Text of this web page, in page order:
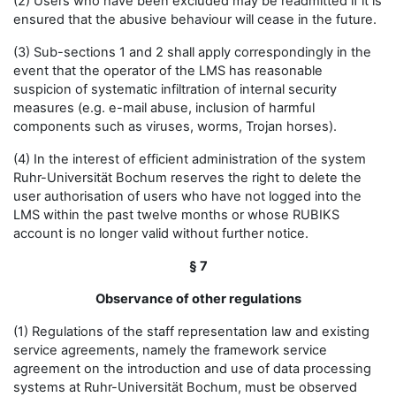
ensured that the abusive behaviour will cease in the future.
(3) Sub-sections 1 and 2 shall apply correspondingly in the
event that the operator of the LMS has reasonable
suspicion of systematic infiltration of internal security
measures (e.g. e-mail abuse, inclusion of harmful
components such as viruses, worms, Trojan horses).
(4) In the interest of efficient administration of the system
Ruhr-Universität Bochum reserves the right to delete the
user authorisation of users who have not logged into the
LMS within the past twelve months or whose RUBIKS
account is no longer valid without further notice.
§ 7
Observance of other regulations
(1) Regulations of the staff representation law and existing
service agreements, namely the framework service
agreement on the introduction and use of data processing
systems at Ruhr-Universität Bochum, must be observed